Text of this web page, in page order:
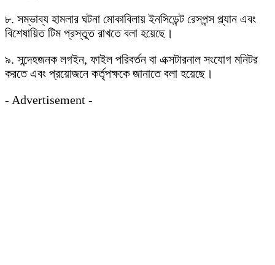
৮. সম্ভাব্য হামলার ঘটনা মোকাবিলায় ইনসিডেন্ট রেসপন্স প্ল্যান এবং
বিশেষায়িত টিম প্রস্তুত রাখতে বলা হয়েছে।
৯. সন্দেহজনক লগইন, ফাইল পরিবর্তন বা এক্সটারনাল সংযোগ মনিটর
করতে এবং প্রয়োজনে কর্তৃপক্ষকে জানাতে বলা হয়েছে।
- Advertisement -